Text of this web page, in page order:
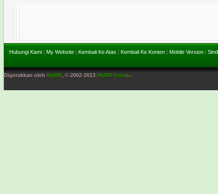
Hubungi Kami | My Website | Kembali Ke Atas | Kembali Ke Konten | Mobile Version |
Digerakkan oleh MyBB, © 2002-2013 MyBB Group.